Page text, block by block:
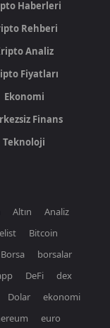
Haberleri
Rehberi
Analiz
Fiyatları
Ekonomi
Finans
Teknoloji
Altın
Analiz
Bitcoin
Borsa
borsalar
DeFi
dex
Dolar
ekonomi
euro